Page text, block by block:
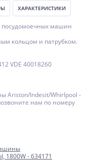
ХАРАКТЕРИСТИКИ
посудомоечных машин
кольцом и патрубком.
VDE 40018260
Ariston/Indesit/Whirlpool -
нам по номеру
1800W - 634171